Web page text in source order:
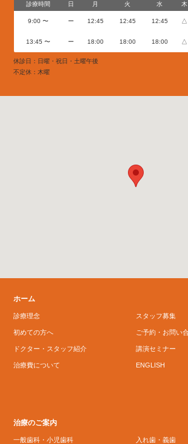
診療時間 日 月 火 水 木
9:00 〜 ー 12:45 12:45 12:45 △
13:45 〜 ー 18:00 18:00 18:00 △
休診日：日曜・祝日・土曜午後
不定休：木曜
ホーム
診療理念
初めての方へ
ドクター・スタッフ紹介
治療費について
スタッフ募集
ご予約・お問い
講演セミナー
ENGLISH
治療のご案内
一般歯科・小児歯科 入れ歯・義歯